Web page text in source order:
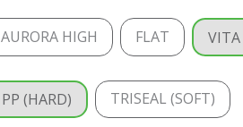
AURORA HIGH FLAT VITA
PP (HARD) TRISEAL (SOFT)